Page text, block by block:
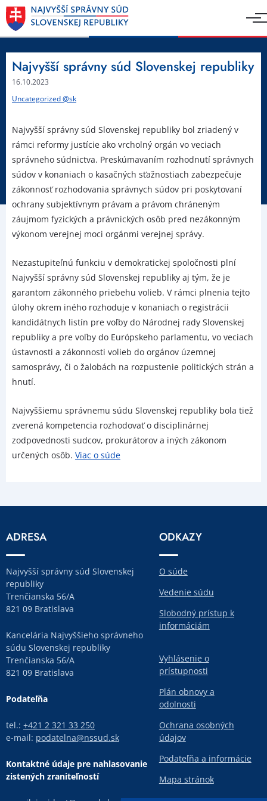
Najvyšší správny súd Slovenskej republiky
16.10.2023
Uncategorized @sk
Najvyšší správny súd Slovenskej republiky bol zriadený v
rámci reformy justície ako vrcholný orgán vo veciach
správneho súdnictva. Preskúmavaním rozhodnutí správnych
súdov v konaniach o kasačných sťažnostiach zabezpečuje
zákonnosť rozhodovania správnych súdov pri poskytovaní
ochrany subjektívnym právam a právom chráneným
záujmom fyzických a právnických osôb pred nezákonným
výkonom verejnej moci orgánmi verejnej správy.
Nezastupiteľnú funkciu v demokratickej spoločnosti plní
Najvyšší správny súd Slovenskej republiky aj tým, že je
garantom zákonného priebehu volieb. V rámci plnenia tejto
úlohy okrem iného rozhoduje v konaniach o registrácii
kandidátnych listín pre voľby do Národnej rady Slovenskej
republiky a pre voľby do Európskeho parlamentu, vo veciach
ústavnosti a zákonnosti volieb do orgánov územnej
samosprávy, či o žalobách na rozpustenie politických strán a
hnutí.
Najvyššiemu správnemu súdu Slovenskej republiky bola tiež
zverená kompetencia rozhodovať o disciplinárnej
zodpovednosti sudcov, prokurátorov a iných zákonom
určených osôb. Viac o súde
ADRESA
Najvyšší správny súd Slovenskej
republiky
Trenčianska 56/A
821 09 Bratislava
Kancelária Najvyššieho správneho
súdu Slovenskej republiky
Trenčianska 56/A
821 09 Bratislava
Podateľňa
tel.: +421 2 321 33 250
e-mail: podatelna@nssud.sk
Kontaktné údaje pre nahlasovanie
zistených zraniteľností
ODKAZY
O súde
Vedenie súdu
Slobodný prístup k
informáciám
Vyhlásenie o
prístupnosti
Plán obnovy a
odolnosti
Ochrana osobných
údajov
Podateľňa a informácie
Mapa stránok